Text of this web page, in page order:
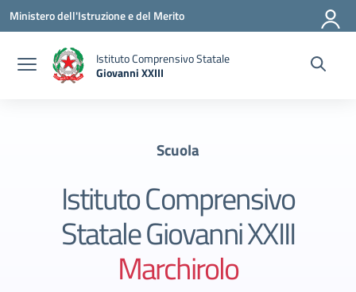
Vai ai contenuti
Vai al menu di navigazione
Vai al footer
Ministero dell'Istruzione e del Merito
Istituto Comprensivo Statale
Giovanni XXIII
Scuola
Istituto Comprensivo
Statale Giovanni XXIII
Marchirolo